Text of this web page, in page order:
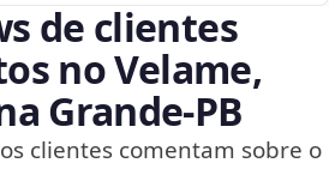
de clientes
no Velame,
Grande‑PB
clientes comentam sobre o